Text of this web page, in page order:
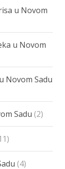
u Novom
u Novom
Novom Sadu
Sadu (2)
(4)